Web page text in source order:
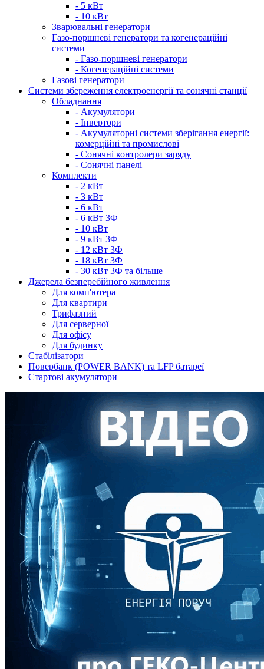
- 5 кВт
- 10 кВт
Зварювальні генератори
Газо-поршневі генератори та когенераційні
системи
- Газо-поршневі генератори
- Когенераційні системи
Газові генератори
Системи збереження електроенергії та сонячні станції
Обладнання
- Акумулятори
- Інвертори
- Акумуляторні системи зберігання енергії:
комерційні та промислові
- Сонячні контролери заряду
- Сонячні панелі
Комплекти
- 2 кВт
- 3 кВт
- 6 кВт
- 6 кВт 3Ф
- 10 кВт
- 9 кВт 3Ф
- 12 кВт 3Ф
- 18 кВт 3Ф
- 30 кВт 3Ф та більше
Джерела безперебійного живлення
Для комп'ютера
Для квартири
Трифазний
Для серверної
Для офісу
Для будинку
Стабілізатори
Повербанк (POWER BANK) та LFP батареї
Стартові акумулятори